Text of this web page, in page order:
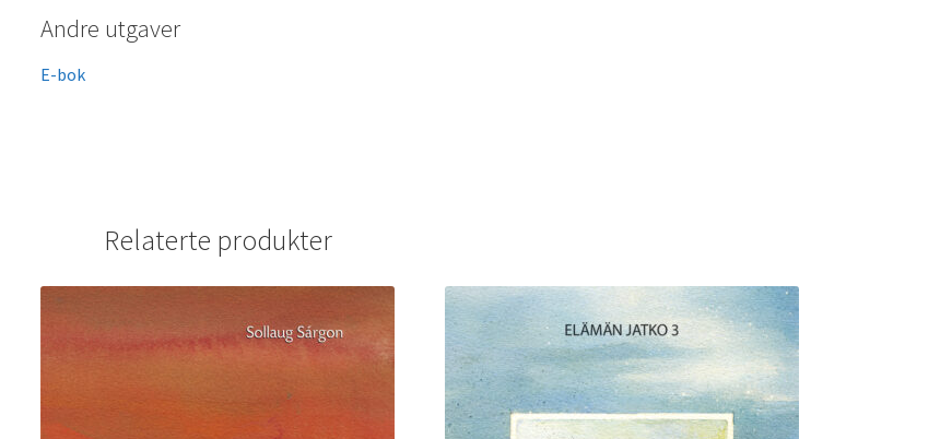
Andre utgaver
E-bok
Relaterte produkter